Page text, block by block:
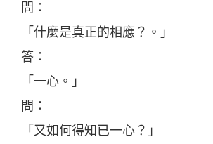
問：
「什麼是真正的相應？。」
答：
「一心。」
問：
「又如何得知已一心？」